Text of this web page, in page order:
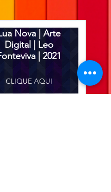
Nova | Arte
Digital | Leo
| 2021
CLIQUE AQUI